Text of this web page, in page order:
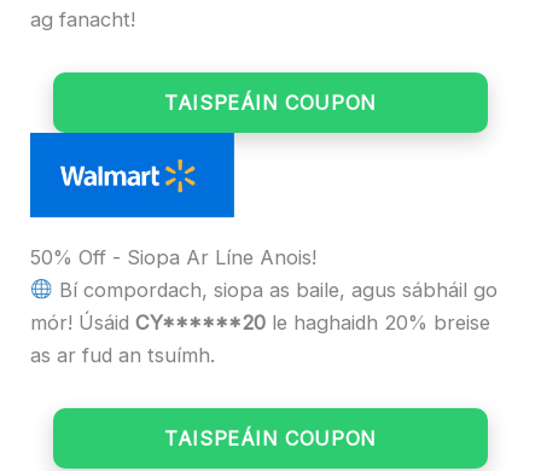
ag fanacht!
TAISPEÁIN COUPON
50% Off - Siopa Ar Líne Anois!
Bí compordach, siopa as baile, agus sábháil go
mór! Úsáid CY******20 le haghaidh 20% breise
as ar fud an tsuímh.
TAISPEÁIN COUPON